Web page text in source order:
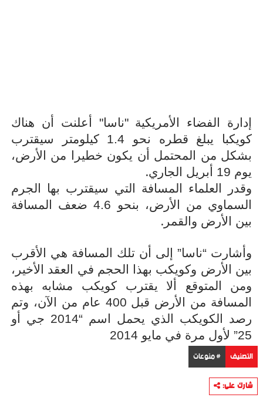
إدارة الفضاء الأمريكية "ناسا" أعلنت أن هناك
كويكبا يبلغ قطره نحو 1.4 كيلومتر سيقترب
بشكل من المحتمل أن يكون خطيرا من الأرض،
يوم 19 أبريل الجاري
.
وقدر العلماء المسافة التي سيقترب بها الجرم
السماوي من الأرض، بنحو 4.6 ضعف المسافة
بين الأرض والقمر .
وأشارت “ناسا” إلى أن تلك المسافة هي الأقرب
بين الأرض وكويكب بهذا الحجم في العقد الأخير،
ومن المتوقع ألا يقترب كويكب مشابه بهذه
المسافة من الأرض قبل 400 عام من الآن، وتم
رصد الكويكب الذي يحمل اسم “2014 جي أو
25” لأول مرة في مايو 2014
التصنيف # منوعات
شارك على: